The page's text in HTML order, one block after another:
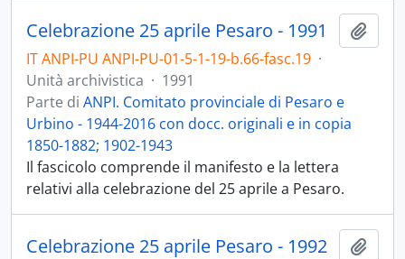
Celebrazione 25 aprile Pesaro - 1991
IT ANPI-PU ANPI-PU-01-5-1-19-b.66-fasc.19 ·
Unità archivistica · 1991
Parte di ANPI. Comitato provinciale di Pesaro e
Urbino - 1944-2016 con docc. originali e in copia
1850-1882; 1902-1943
Il fascicolo comprende il manifesto e la lettera
relativi alla celebrazione del 25 aprile a Pesaro.
Celebrazione 25 aprile Pesaro - 1992